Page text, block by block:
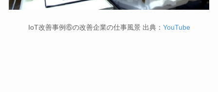
IoT改善事例⑥の改善企業の仕事風景 出典： YouTube